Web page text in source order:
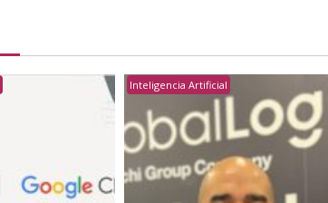
Inteligencia Artificial